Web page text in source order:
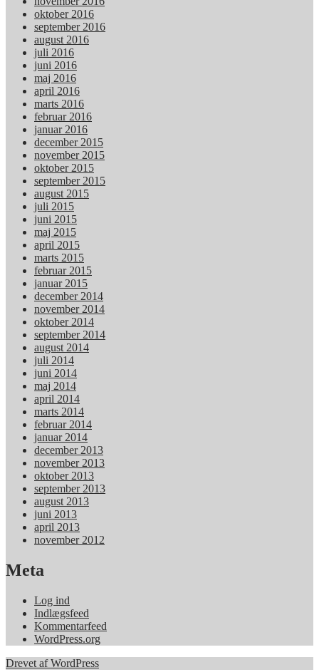
oktober 2016
september 2016
august 2016
juli 2016
juni 2016
maj 2016
april 2016
marts 2016
februar 2016
januar 2016
december 2015
november 2015
oktober 2015
september 2015
august 2015
juli 2015
juni 2015
maj 2015
april 2015
marts 2015
februar 2015
januar 2015
december 2014
november 2014
oktober 2014
september 2014
august 2014
juli 2014
juni 2014
maj 2014
april 2014
marts 2014
februar 2014
januar 2014
december 2013
november 2013
oktober 2013
september 2013
august 2013
juni 2013
april 2013
november 2012
Meta
Log ind
Indlægsfeed
Kommentarfeed
WordPress.org
Drevet af WordPress